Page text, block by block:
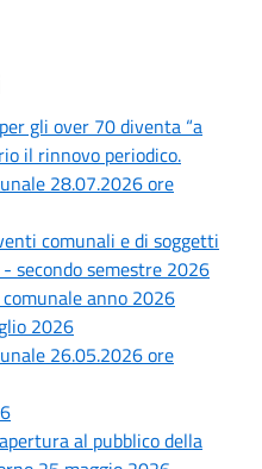
gli over 70 diventa “a
il rinnovo periodico.
28.07.2026 ore
comunali e di soggetti
secondo semestre 2026
anno 2026
2026
26.05.2026 ore
al pubblico della